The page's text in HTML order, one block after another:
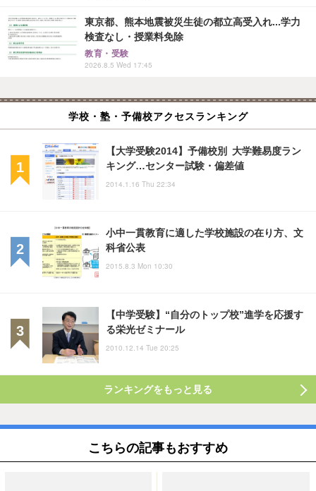
東京都、熊本地震被災生徒の都立高受入れ...学力
検査なし・授業料免除
教育・受験
2026.8.5 Wed 17:45
学校・塾・予備校アクセスランキング
【大学受験2014】予備校別 大学難易度ラン
キング…センター試験・偏差値
2014.1.16 Thu 22:34
小中一貫教育に適した学校施設の在り方、文
科省公表
2015.8.3 Mon 10:30
【中学受験】“自分のトップ校”進学を応援す
る栄光ゼミナール
2010.12.14 Tue 20:25
ランキングをもっと見る
こちらの記事もおすすめ